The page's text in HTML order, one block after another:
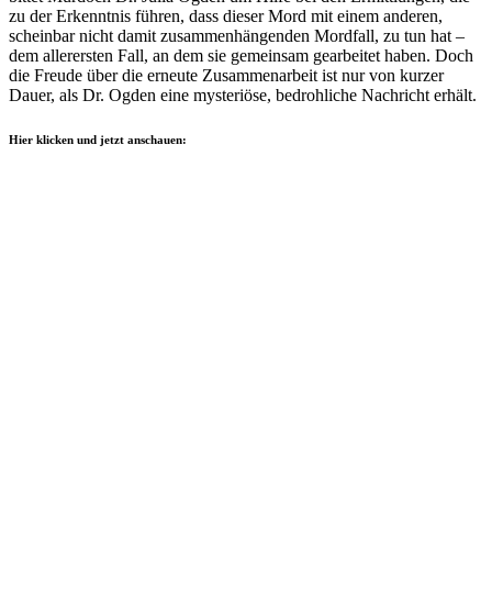
zu der Erkenntnis führen, dass dieser Mord mit einem anderen,
scheinbar nicht damit zusammenhängenden Mordfall, zu tun hat –
dem allerersten Fall, an dem sie gemeinsam gearbeitet haben. Doch
die Freude über die erneute Zusammenarbeit ist nur von kurzer
Dauer, als Dr. Ogden eine mysteriöse, bedrohliche Nachricht erhält.
Hier klicken und jetzt anschauen: